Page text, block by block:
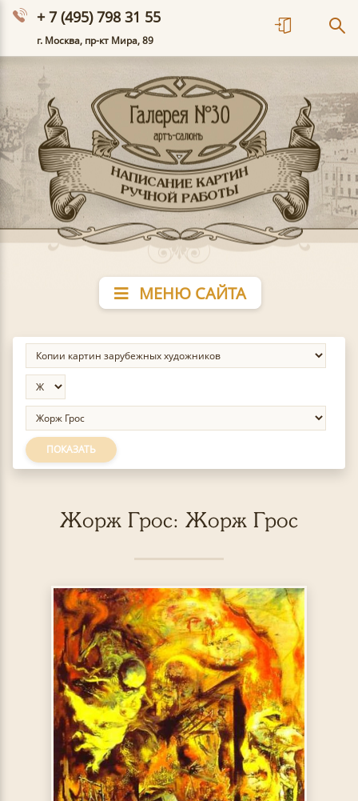
+ 7 (495) 798 31 55
г. Москва, пр-кт Мира, 89
МЕНЮ САЙТА
ПОКАЗАТЬ
Жорж Грос: Жорж Грос